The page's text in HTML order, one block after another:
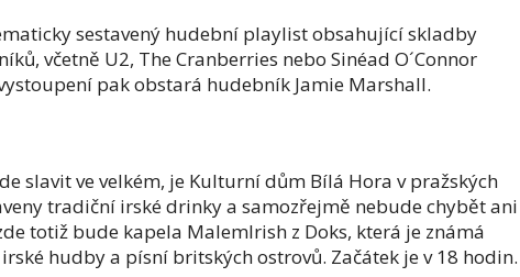
sestavený hudební playlist obsahující skladby
včetně U2, The Cranberries nebo Sinéad O´Connor
pak obstará hudebník Jamie Marshall.
slavit ve velkém, je Kulturní dům Bílá Hora v pražských
tradiční irské drinky a samozřejmě nebude chybět ani
totiž bude kapela MalemIrish z Doks, která je známá
hudby a písní britských ostrovů. Začátek je v 18 hodin.